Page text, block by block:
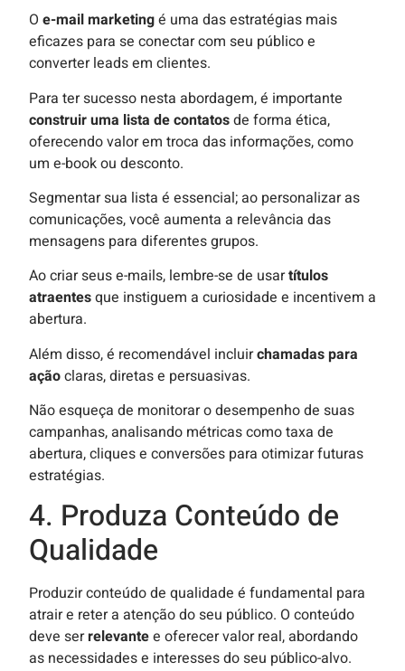
O e-mail marketingé uma das estratégias mais
eficazes para se conectar com seu público e
converter leads em clientes.
Para ter sucesso nesta abordagem, é importante
construir uma lista de contatosde forma ética,
oferecendo valor em troca das informações, como
um e-book ou desconto.
Segmentar sua lista é essencial; ao personalizar as
comunicações, você aumenta a relevância das
mensagens para diferentes grupos.
Ao criar seus e-mails, lembre-se de usartítulos
atraentesque instiguem a curiosidade e incentivem a
abertura.
Além disso, é recomendável incluirchamadas para
açãoclaras, diretas e persuasivas.
Não esqueça de monitorar o desempenho de suas
campanhas, analisando métricas como taxa de
abertura, cliques e conversões para otimizar futuras
estratégias.
4. Produza Conteúdo de
Qualidade
Produzir conteúdo de qualidade é fundamental para
atrair e reter a atenção do seu público. O conteúdo
deve serrelevantee oferecer valor real, abordando
as necessidades e interesses do seu público-alvo.